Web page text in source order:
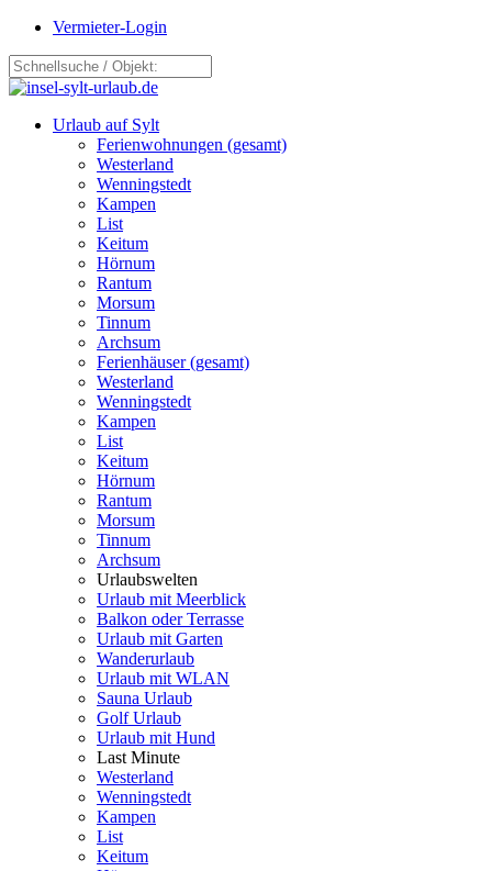
Vermieter-Login
Urlaub auf Sylt
Ferienwohnungen (gesamt)
Westerland
Wenningstedt
Kampen
List
Keitum
Hörnum
Rantum
Morsum
Tinnum
Archsum
Ferienhäuser (gesamt)
Westerland
Wenningstedt
Kampen
List
Keitum
Hörnum
Rantum
Morsum
Tinnum
Archsum
Urlaubswelten
Urlaub mit Meerblick
Balkon oder Terrasse
Urlaub mit Garten
Wanderurlaub
Urlaub mit WLAN
Sauna Urlaub
Golf Urlaub
Urlaub mit Hund
Last Minute
Westerland
Wenningstedt
Kampen
List
Keitum